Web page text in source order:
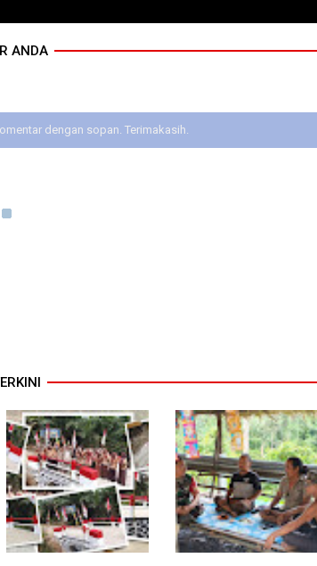
ANDA
dengan sopan. Terimakasih.